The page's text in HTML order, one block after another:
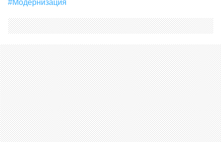
#модернизация